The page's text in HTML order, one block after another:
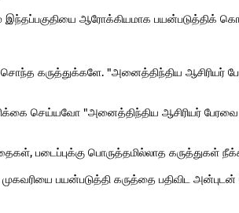
இந்தப்பகுதியை ஆரோக்கியமாக பயன்படுத்திக்
சொந்த கருத்துக்களே. "அனைத்திந்திய ஆசிரியர்
செய்யவோ "அனைத்திந்திய ஆசிரியர் பேரவை
படைப்புக்கு பொருத்தமில்லாத கருத்துகள்
பயன்படுத்தி கருத்தை பதிவிட